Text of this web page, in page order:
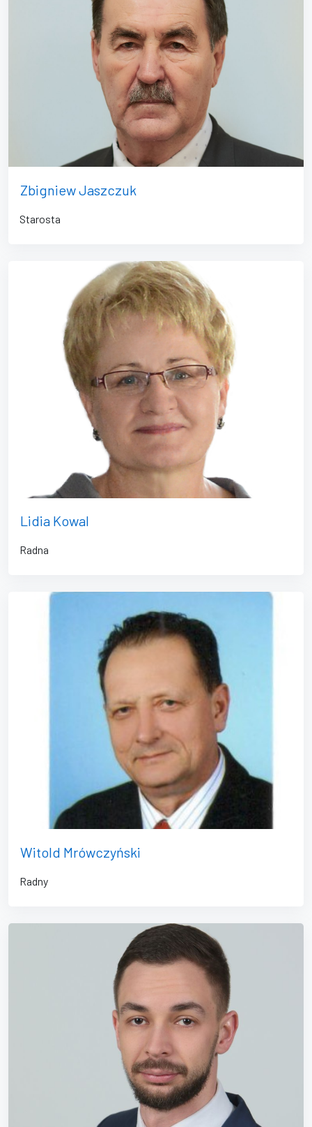
Zbigniew Jaszczuk
Starosta
Lidia Kowal
Radna
Witold Mrówczyński
Radny